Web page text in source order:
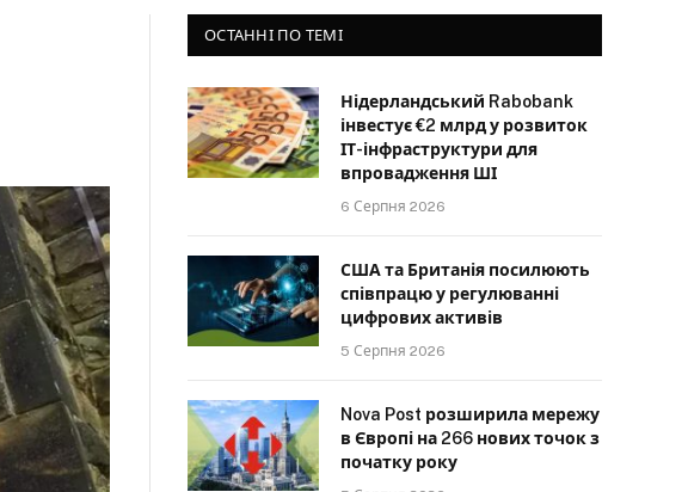
ОСТАННІ ПО ТЕМІ
Нідерландський Rabobank
інвестує €2 млрд у розвиток
ІТ-інфраструктури для
впровадження ШІ
6 Серпня 2026
США та Британія посилюють
співпрацю у регулюванні
цифрових активів
5 Серпня 2026
Nova Post розширила мережу
в Європі на 266 нових точок з
початку року